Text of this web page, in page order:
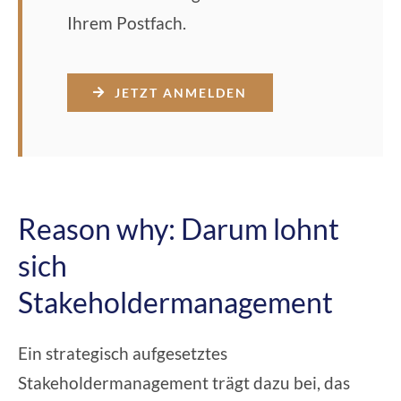
Ihrem Postfach.
JETZT ANMELDEN
Reason why: Darum lohnt
sich
Stakeholdermanagement
Ein strategisch aufgesetztes
Stakeholdermanagement trägt dazu bei, das